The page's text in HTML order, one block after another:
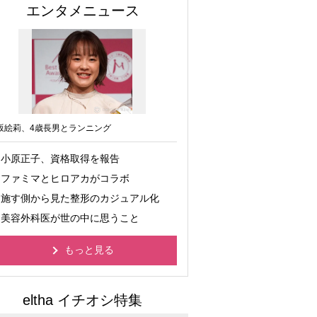
エンタメニュース
絵莉、4歳長男とランニング
小原正子、資格取得を報告
ファミマとヒロアカがコラボ
施す側から見た整形のカジュアル化
美容外科医が世の中に思うこと
もっと見る